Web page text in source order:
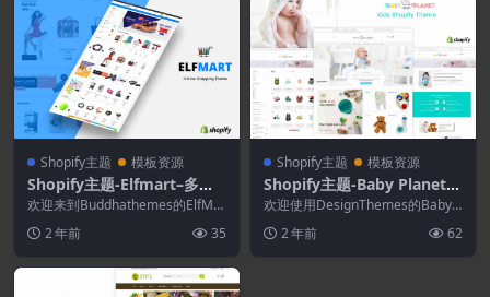
Shopify主题 模板资源
Shopify主题-Elfmart–多用
途Shopify主题
欢迎来到Buddhathemes的ElfMar
2 年前 35
Shopify主题 模板资源
Shopify主题-Baby Planet-
儿童玩具和响应式Shopify主
题
欢迎使用DesignThemes的Baby P
2 年前 62